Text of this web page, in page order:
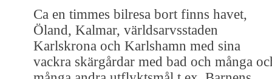
Ca en timmes bilresa bort finns havet,
Öland, Kalmar, världsarvsstaden
Karlskrona och Karlshamn med sina
vackra skärgårdar med bad och många